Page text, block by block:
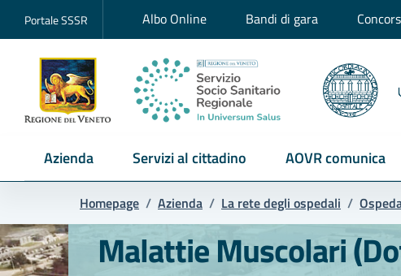
Portale SSSR Albo Online Bandi di gara
Azienda Servizi al cittadino AOVR comunica
Homepage / Azienda / La rete degli ospedali /
Malattie Muscolari